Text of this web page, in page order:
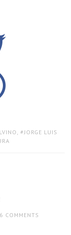
, JORGE LUIS
6 COMMENTS